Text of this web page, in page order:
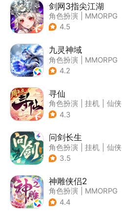
剑网3指尖江湖
角色扮演
MMORPG
| 武侠
4.5
九灵神域
角色扮演
MMORPG
| 仙侠
4.2
寻仙
角色扮演 挂机
仙侠
| 寻仙
4.3
问剑长生
角色扮演 挂机
仙侠
| 剧情
3.5
神雕侠侣2
角色扮演
MMORPG
| 武侠
4.4